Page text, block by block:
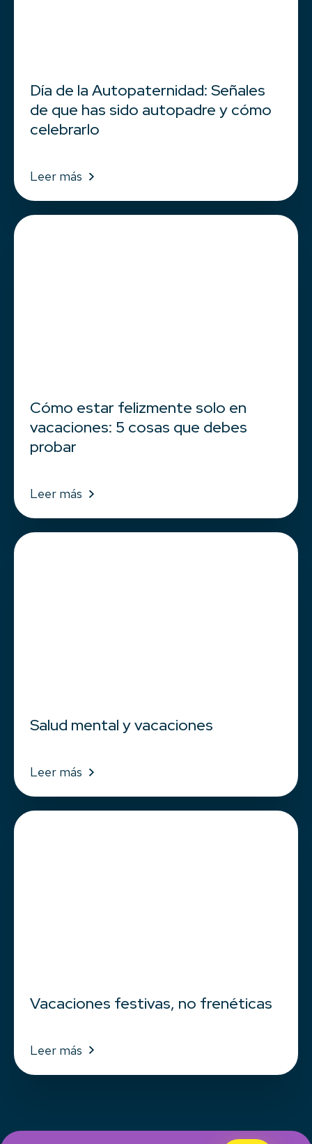
Día de la Autopaternidad: Señales
de que has sido autopadre y cómo
celebrarlo
Leer más
Cómo estar felizmente solo en
vacaciones: 5 cosas que debes
probar
Leer más
Salud mental y vacaciones
Leer más
Vacaciones festivas, no frenéticas
Leer más